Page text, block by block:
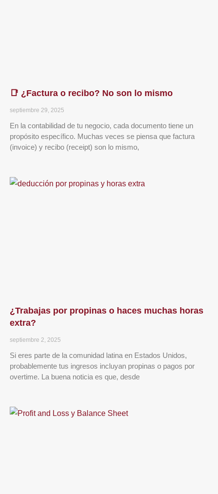
📑 ¿Factura o recibo? No son lo mismo
septiembre 29, 2025
En la contabilidad de tu negocio, cada documento tiene un
propósito específico. Muchas veces se piensa que factura
(invoice) y recibo (receipt) son lo mismo,
¿Trabajas por propinas o haces muchas horas
extra?
septiembre 2, 2025
Si eres parte de la comunidad latina en Estados Unidos,
probablemente tus ingresos incluyan propinas o pagos por
overtime. La buena noticia es que, desde